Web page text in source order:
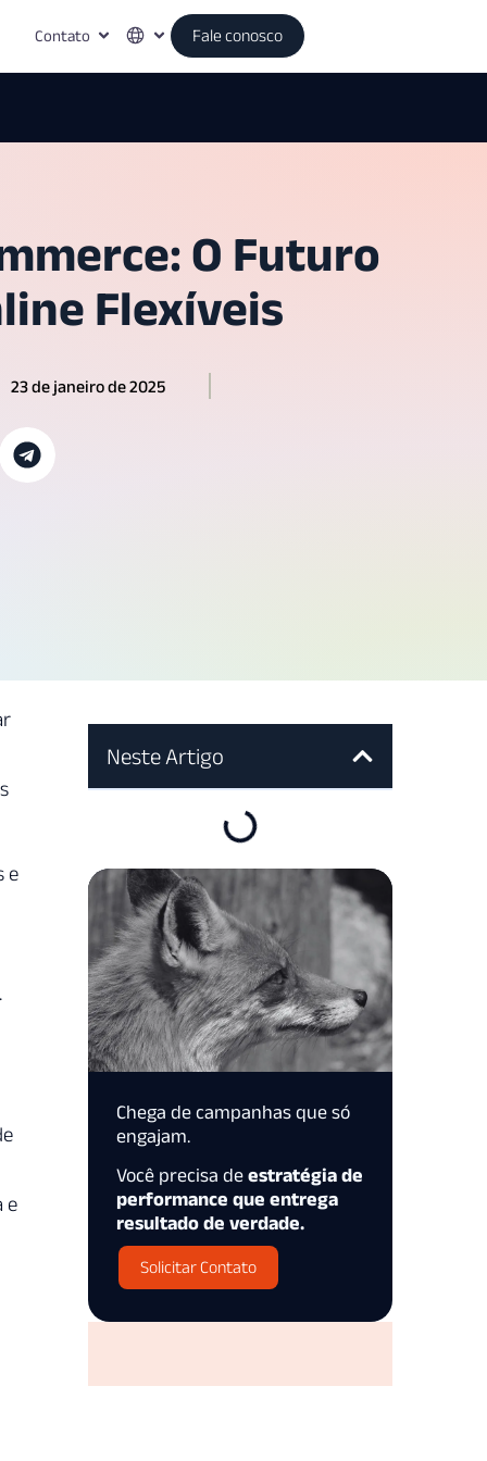
Contato Fale conosco
O Futuro
Flexíveis
23 de janeiro de 2025
e
.
e
Neste Artigo
Chega de campanhas que só
engajam.
Você precisa de estratégia de
performance que entrega
resultado de verdade.
Solicitar Contato